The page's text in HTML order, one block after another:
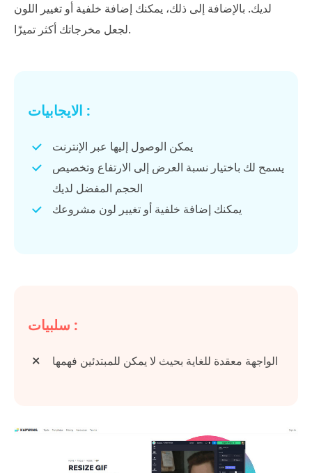
لديك. بالإضافة إلى ذلك، يمكنك إضافة خلفية أو تغيير اللون
لجعل مخرجاتك أكثر تميزًا.
الايجابيات :
يمكن الوصول إليها عبر الإنترنت
يسمح لك باختيار نسبة العرض إلى الارتفاع وتخصيص
الحجم المفضل لديك
يمكنك إضافة خلفية أو تغيير لون مشروعك
سلبيات :
الواجهة معقدة للغاية بحيث لا يمكن للمبتدئين فهمها